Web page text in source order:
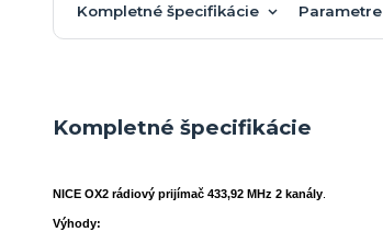
Kompletné špecifikácie Parametre
Kompletné špecifikácie
NICE OX2 rádiový prijímač 433,92 MHz 2 kanály
Výhody: